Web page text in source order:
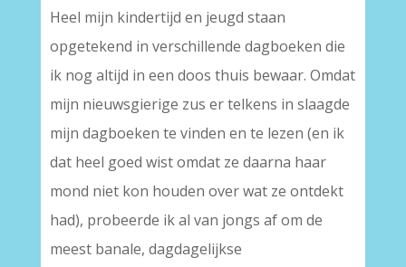
Heel mijn kindertijd en jeugd staan
opgetekend in verschillende dagboeken die
ik nog altijd in een doos thuis bewaar. Omdat
mijn nieuwsgierige zus er telkens in slaagde
mijn dagboeken te vinden en te lezen (en ik
dat heel goed wist omdat ze daarna haar
mond niet kon houden over wat ze ontdekt
had), probeerde ik al van jongs af om de
meest banale, dagdagelijkse